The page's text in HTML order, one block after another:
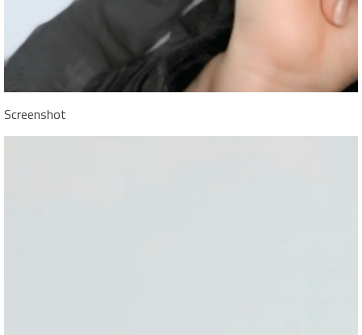
Screenshot